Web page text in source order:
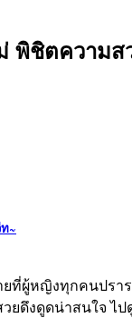
พิชิตความส
~
ยที่ผู้หญิงทุกคนปร
งดูดน่าสนใจ ไป